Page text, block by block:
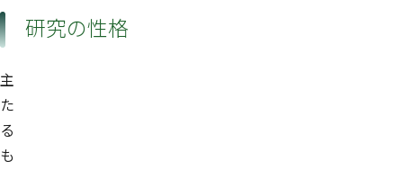
研究の性格
主
た
る
も